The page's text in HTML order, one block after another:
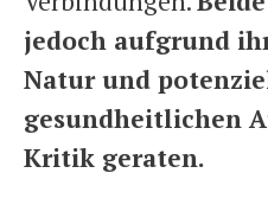
jedoch aufgrund
Natur und
gesundheitlichen
Kritik geraten.